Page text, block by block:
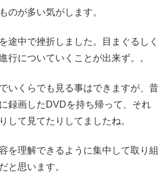
のが多い気がします。
途中で挫折しました。目まぐるしく
行についていくことが出来ず。。
いくらでも見る事はできますが、昔
録画したDVDを持ち帰って、それ
して見てたりしてましたね。
を理解できるように集中して取り組
と思います。